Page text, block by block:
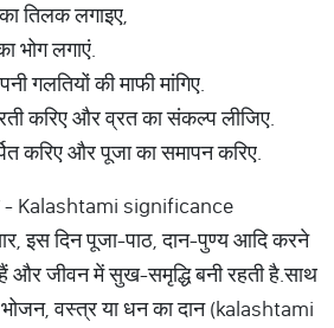
तिलक लगाइए,
भोग लगाएं.
गलतियों की माफी मांगिए.
करिए और व्रत का संकल्प लीजिए.
करिए और पूजा का समापन करिए.
- Kalashtami significance
इस दिन पूजा-पाठ, दान-पुण्य आदि करने
और जीवन में सुख-समृद्धि बनी रहती है.साथ
वस्त्र या धन का दान (kalashtami